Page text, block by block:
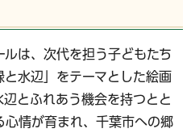
は、次代を担う子どもたち
水辺」をテーマとした絵画
とふれあう機会を持つとと
心情が育まれ、千葉市への郷